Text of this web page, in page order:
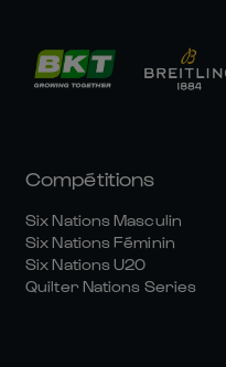
Compétitions
Six Nations Masculin
Six Nations Féminin
Six Nations U20
Quilter Nations Series